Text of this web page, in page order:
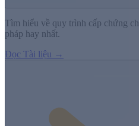
Tìm hiểu về quy trình cấp chứng
pháp hay nhất.
Đọc Tài liệu →